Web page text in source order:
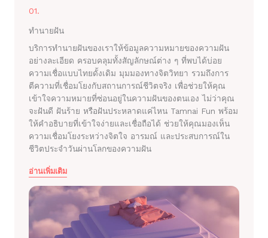
01.
ทำนายฝัน
บริการทำนายฝันของเราให้ข้อมูลความหมายของความฝัน
อย่างละเอียด ครอบคลุมทั้งสัญลักษณ์ต่าง ๆ ที่พบได้บ่อย
ความเชื่อแบบไทยดั้งเดิม มุมมองทางจิตวิทยา รวมถึงการ
ตีความที่เชื่อมโยงกับสถานการณ์ชีวิตจริง เพื่อช่วยให้คุณ
เข้าใจความหมายที่ซ่อนอยู่ในความฝันของตนเอง ไม่ว่าคุณ
จะฝันดี ฝันร้าย หรือฝันประหลาดแค่ไหน Tamnai Fun พร้อม
ให้คำอธิบายที่เข้าใจง่ายและเชื่อถือได้ ช่วยให้คุณมองเห็น
ความเชื่อมโยงระหว่างจิตใจ อารมณ์ และประสบการณ์ใน
ชีวิตประจำวันผ่านโลกของความฝัน
อ่านเพิ่มเติม